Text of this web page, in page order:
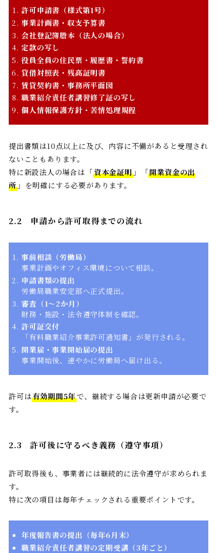
許可申請書（様式第1号）
事業計画書・収支予算書
会社登記簿謄本（法人の場合）
定款の写し
役員全員の住民票・履歴書・誓約書
貸借対照表・残高証明書
賃貸契約書・事務所平面図
職業紹介責任者講習修了証の写し
個人情報保護方針・苦情処理規程
提出書類は10点以上に及び、内容に不備があると受理され
ないこともあります。
特に新設法人の場合は「資本金証明」「開業資金の出
所」を明確にする必要があります。
2.2 申請から許可取得までの流れ
事前相談（労働局）
事業計画やオフィス環境について相談。
申請書類の提出
労働局職業安定部へ正式提出。
審査（1〜2か月）
財務・施設・法令遵守体制を確認。
許可証交付
「有料職業紹介事業許可通知書」が発行される。
開業届・事業開始届の提出
事業開始後、速やかに労働局へ届け出る。
許可は有効期間5年で、継続する場合は更新申請が必要で
す。
2.3許可後に守るべき義務（遵守事項）
許可取得後も、事業者には継続的に法令遵守が求められま
す。
特に次の項目は毎年チェックされる重要ポイントです。
年度報告書の提出（毎年6月末）
職業紹介責任者講習の定期受講（3年ごと）